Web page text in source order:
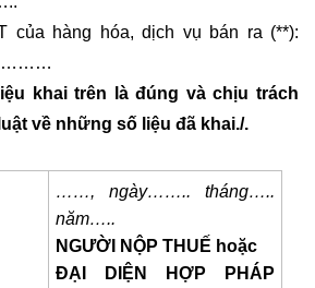
của hàng hóa, dịch vụ bán ra (**):
khai trên là đúng và chịu trách
về những số liệu đã khai./.
……, ngày…….. tháng…..
năm…..
NGƯỜI NỘP THUẾ hoặc
ĐẠI DIỆN HỢP PHÁP